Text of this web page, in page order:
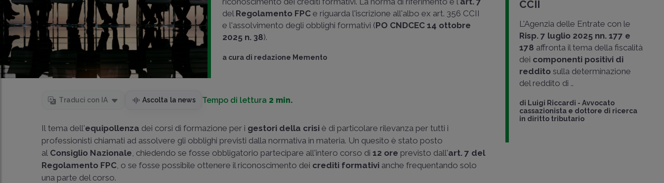
del Regolamento FPC e riguarda l'iscrizione all'albo ex art. 356 CCII
e l'assolvimento degli obblighi formativi (PO CNDCEC 14 ottobre
2025 n. 38).
a cura di redazione Memento
Traduci con IA Ascolta la news Tempo di lettura 2 min.
Il tema dell'equipollenza dei corsi di formazione per i gestori della crisi è di particolare rilevanza per tutti i
professionisti chiamati ad assolvere gli obblighi previsti dalla normativa in materia. Un quesito è stato posto
al Consiglio Nazionale, chiedendo se fosse obbligatorio partecipare all'intero corso di12 ore previsto dall'art. 7 del
Regolamento FPC, o se fosse possibile ottenere il riconoscimento dei crediti formativi anche frequentando solo
una parte del corso.
CCII
L'Agenzia delle Entrate con le
Risp. 7 luglio 2025 nn. 177 e
178 affronta il tema della fiscalità
dei componenti positivi di
redditosulla determinazione
del reddito di ..
di Luigi Riccardi - Avvocato
cassazionista e dottore di ricerca
in diritto tributario